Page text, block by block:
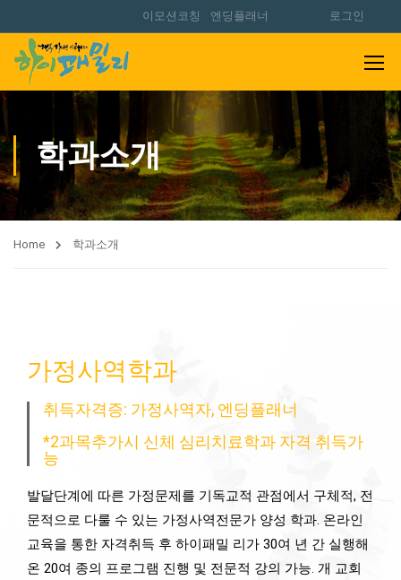
이모션코칭 엔딩플래너 로그인
학과소개
Home 학과소개
가정사역학과
취득자격증: 가정사역자, 엔딩플래너
*2과목추가시 신체 심리치료학과 자격 취득가
능
발달단계에 따른 가정문제를 기독교적 관점에서 구체적, 전
문적으로 다룰 수 있는 가정사역전문가 양성 학과. 온라인
교육을 통한 자격취득 후 하이패밀 리가 30여 년 간 실행해
온 20여 종의 프로그램 진행 및 전문적 강의 가능. 개 교회